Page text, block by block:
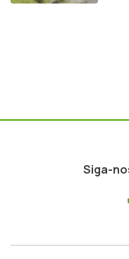
Siga-